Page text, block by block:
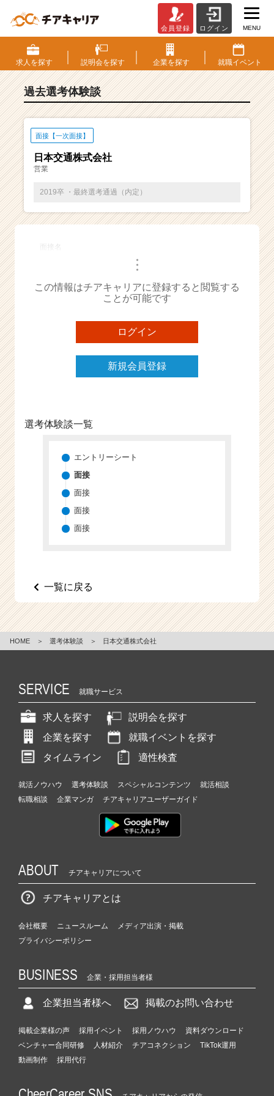
S・
選
考
験
ベ
チ
ー・
成
ら
ス
ト
が
届
く
チ
e
e
会員登録 ログイン MENU
求人を探す 説明会を探す 企業を探す 就職イベント
過去選考体験談
面接【一次面接】
日本交通株式会社
営業
2019卒 ・最終選考通過（内定）
面接名
・・・
この情報はチアキャリアに登録すると閲覧する
ことが可能です
ログイン
新規会員登録
選考体験談一覧
エントリーシート
面接
面接
面接
面接
一覧に戻る
HOME ＞ 選考体験談 ＞ 日本交通株式会社
SERVICE 就職サービス
求人を探す
説明会を探す
企業を探す
就職イベントを探す
タイムライン
適性検査
就活ノウハウ 選考体験談 スペシャルコンテンツ
就活相談
転職相談
企業マンガ チアキャリアユーザーガイド
ABOUT チアキャリアについて
チアキャリアとは
会社概要 ニュースルーム
メディア出演・掲載
プライバシーポリシー
BUSINESS 企業・採用担当者様
企業担当者様へ 掲載のお問い合わせ
掲載企業様の声 採用イベント 採用ノウハウ
資料ダウンロード
ベンチャー合同研修
人材紹介 チアコネクション
TikTok運用
動画制作
採用代行